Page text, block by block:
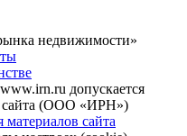
недвижимости»
допускается
сайта (ООО «ИРН»)
сайта